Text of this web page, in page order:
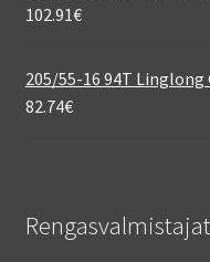
102.91€
205/55-16 94T Linglong
82.74€
Rengasvalmistajat